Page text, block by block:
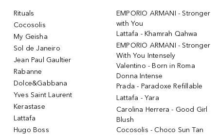
Rituals
Cocosolis
My Geisha
Sol de Janeiro
Jean Paul Gaultier
Rabanne
Dolce&Gabbana
Yves Saint Laurent
Kerastase
Lattafa
Hugo Boss
EMPORIO ARMANI - Stronger
with You
Lattafa - Khamrah Qahwa
EMPORIO ARMANI - Stronger
With You Intensely
Valentino - Born in Roma
Donna Intense
Prada - Paradoxe Refillable
Lattafa - Yara
Carolina Herrera - Good Girl
Blush
Cocosolis - Choco Sun Tan